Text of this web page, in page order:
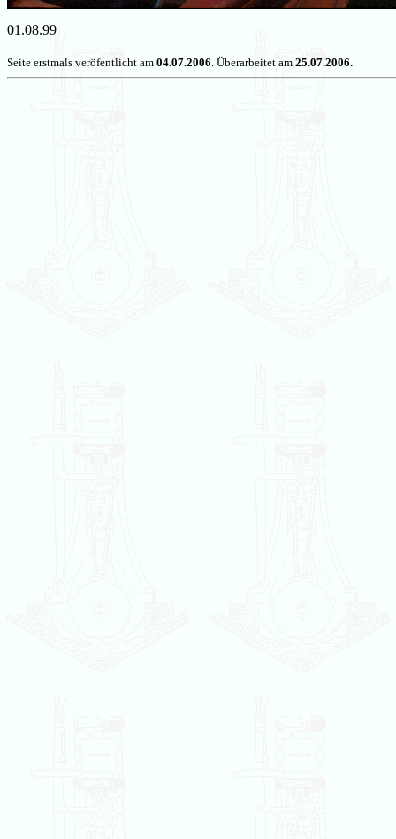
01.08.99
Seite erstmals veröfentlicht am 04.07.2006. Überarbeitet am 25.07.2006.